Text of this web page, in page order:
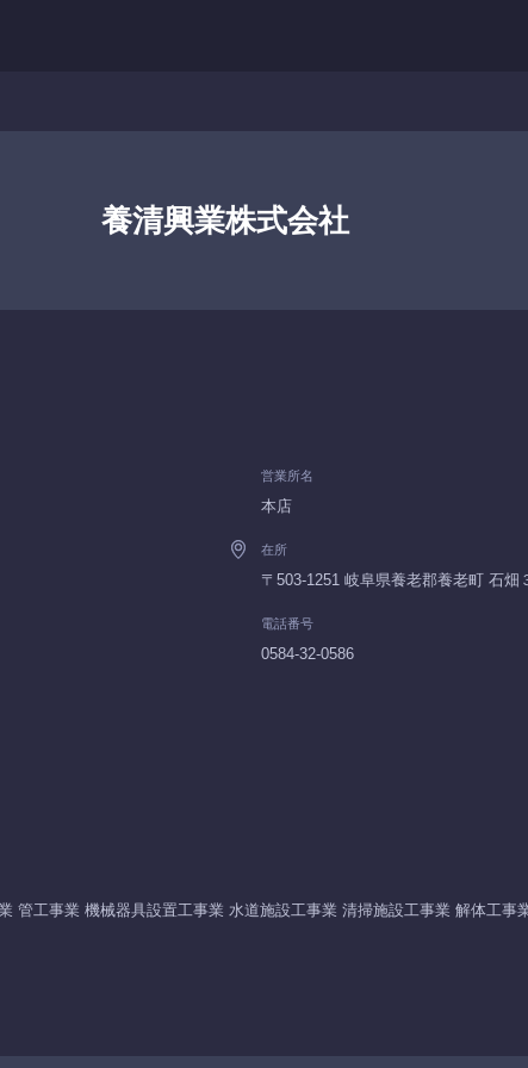
養清興業株式会社
営業所名
本店
在所
〒503-1251 岐阜県養老郡養老町 石畑
電話番号
0584-32-0586
管工事業 機械器具設置工事業 水道施設工事業 清掃施設工事業 解体工事